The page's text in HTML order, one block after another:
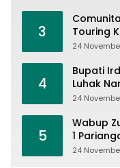
3
Touring
24
4
Bupati
Luhak
Offroad
24
5
Wabup
1
24